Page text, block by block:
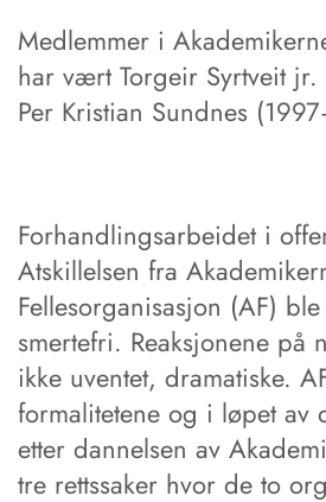
Medlemmer i
har vært Torgeir Syrtveit
Per Kristian Sundnes
Forhandlingsarbeidet i
Atskillelsen fra
Fellesorganisasjon (AF)
smertefri. Reaksjonene på
ikke uventet, dramatiske.
formalitetene og i løpet av
etter dannelsen av
tre rettssaker hvor de to